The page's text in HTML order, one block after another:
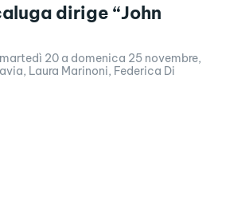
dirige “John
20 a domenica 25 novembre,
Laura Marinoni, Federica Di